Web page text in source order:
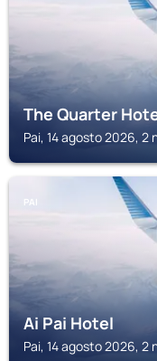
The Quarter
Pai, 14 agosto 2026, 2
PAI
Ai Pai Hotel
Pai, 14 agosto 2026, 2